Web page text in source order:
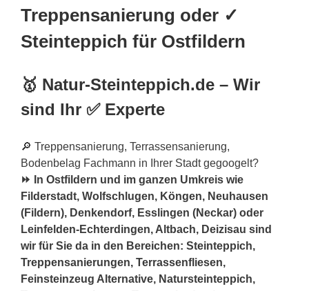
Treppensanierung oder ✓
Steinteppich für Ostfildern
🥇 Natur-Steinteppich.de – Wir
sind Ihr ✅ Experte
🔎 Treppensanierung, Terrassensanierung,
Bodenbelag Fachmann in Ihrer Stadt gegoogelt?
⏩ In Ostfildern und im ganzen Umkreis wie
Filderstadt, Wolfschlugen, Köngen, Neuhausen
(Fildern), Denkendorf, Esslingen (Neckar) oder
Leinfelden-Echterdingen, Altbach, Deizisau sind
wir für Sie da in den Bereichen: Steinteppich,
Treppensanierungen, Terrassenfliesen,
Feinsteinzeug Alternative, Natursteinteppich,